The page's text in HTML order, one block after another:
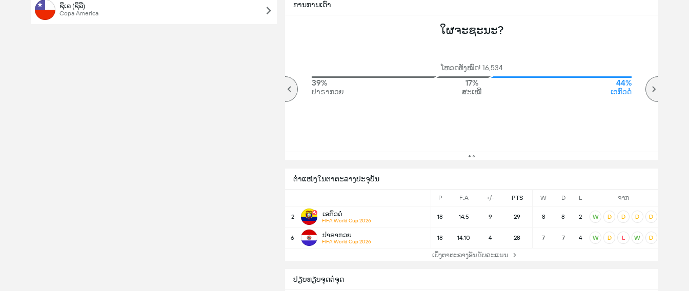
ຊິເລ (ຊິລີ)
Copa America
ຕຳແໜ່ງໃນຕາຕະລາງປະຈຸບັນ
P F:A +/- PTS W D L ຈາກ
2 ເອກົວດໍ
FIFA World Cup 2026
18 14:5 9 29 8 8 2 W D D D D
6 ປາຣາກວຍ
FIFA World Cup 2026
18 14:10 4 28 7 7 4 W D L W D
ເບິ່ງຕາຕະລາງອັນດັບຄະແນນ
ການການເດົາ
ໃຜຈະຊະນະ?
ໂຫວດທັງໝົດ! 16,534
39%
ປາຣາກວຍ
17%
ສະເໝີ
44%
ເອກົວດໍ
ປຽບທຽບຈຸດຕໍ່ຈຸດ